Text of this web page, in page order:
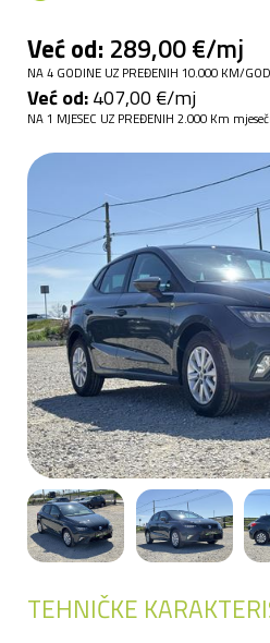
Već od: 289,00 €/mj
NA 4 GODINE UZ PREĐENIH 10.000 KM/GOD
Već od:407,00 €/mj
NA 1 MJESEC UZ PREĐENIH 2.000 Km
TEHNIČKE